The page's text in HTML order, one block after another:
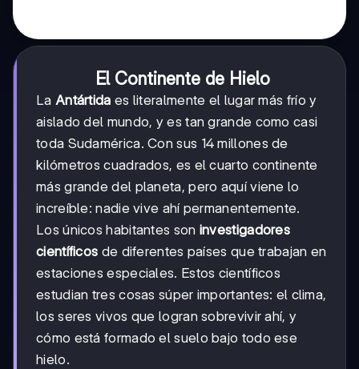
El Continente de Hielo
La Antártida es literalmente el lugar más frío y
aislado del mundo, y es tan grande como casi
toda Sudamérica. Con sus 14 millones de
kilómetros cuadrados, es el cuarto continente
más grande del planeta, pero aquí viene lo
increíble: nadie vive ahí permanentemente.
Los únicos habitantes son investigadores
científicos de diferentes países que trabajan en
estaciones especiales. Estos científicos
estudian tres cosas súper importantes: el clima,
los seres vivos que logran sobrevivir ahí, y
cómo está formado el suelo bajo todo ese
hielo.